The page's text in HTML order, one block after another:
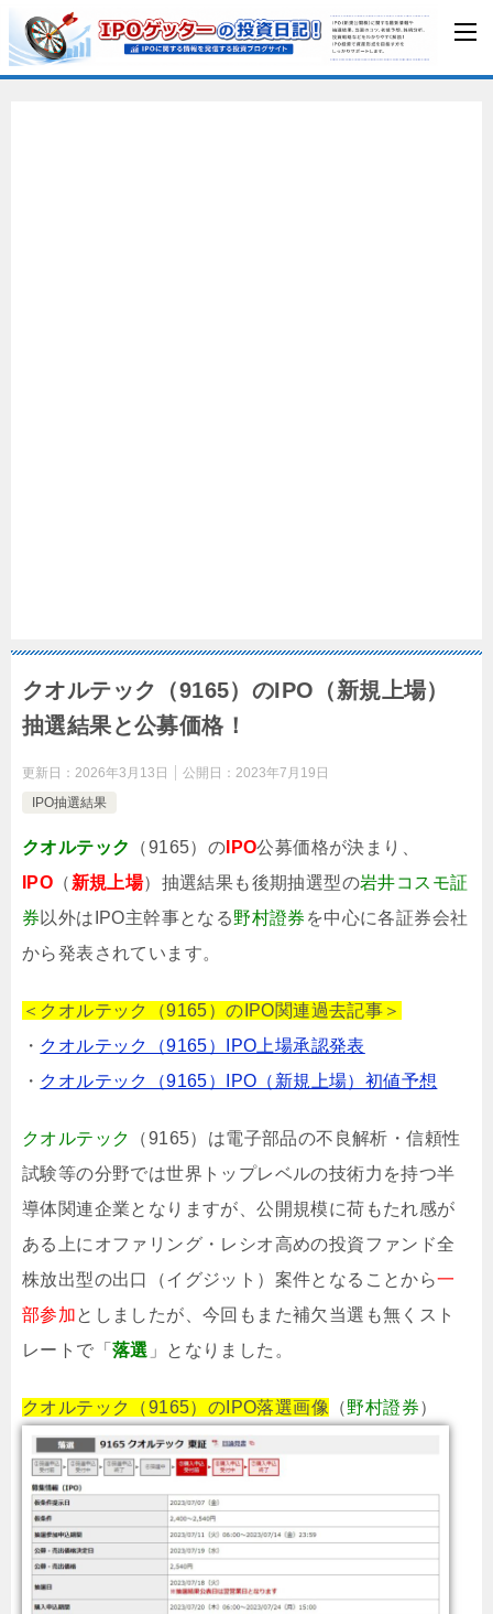
クオルテック（9165）のIPO（新規上場）
抽選結果と公募価格！
更新日： 2026年3月13日 公開日： 2023年7月19日
IPO抽選結果
クオルテック （9165）の IPO公募価格が決まり、
IPO （ 新規上場）抽選結果も後期抽選型の岩井コスモ証
券 以外はIPO主幹事となる野村證券 を中心に各証券会社
から発表されています。
＜クオルテック（9165）のIPO関連過去記事＞
・ クオルテック（9165）IPO上場承認発表
・ クオルテック（9165）IPO（新規上場）初値予想
クオルテック
（9165）は電子部品の不良解析・信頼性
試験等の分野では世界トップレベルの技術力を持つ半
導体関連企業となりますが、公開規模に荷もたれ感が
ある上にオファリング・レシオ高めの投資ファンド全
株放出型の出口（イグジット）案件となることから一
部参加としましたが、今回もまた補欠当選も無くスト
レートで「 落選 」となりました。
クオルテック（9165）のIPO落選画像 （野村證券）